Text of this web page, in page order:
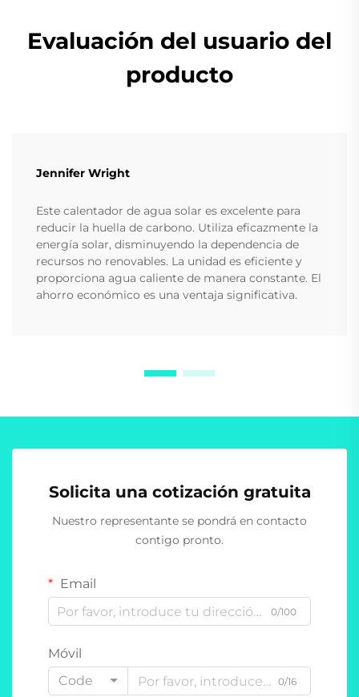
Evaluación del usuario del
producto
Jennifer Wright
Este calentador de agua solar es excelente para
reducir la huella de carbono. Utiliza eficazmente la
energía solar, disminuyendo la dependencia de
recursos no renovables. La unidad es eficiente y
proporciona agua caliente de manera constante. El
ahorro económico es una ventaja significativa.
Solicita una cotización gratuita
Nuestro representante se pondrá en contacto
contigo pronto.
Email
0/100
Móvil
Code
0/16